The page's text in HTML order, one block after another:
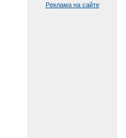
Реклама на сайте